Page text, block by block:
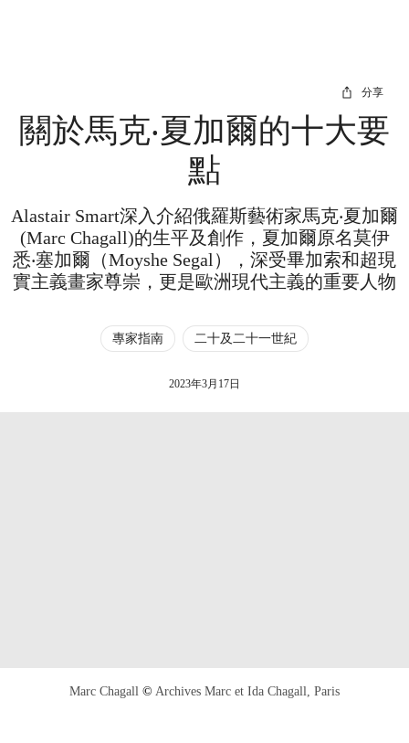
分享
關於馬克‧夏加爾的十大要
點
Alastair Smart深入介紹俄羅斯藝術家馬克‧夏加爾
(Marc Chagall)的生平及創作，夏加爾原名莫伊
悉‧塞加爾（Moyshe Segal），深受畢加索和超現
實主義畫家尊崇，更是歐洲現代主義的重要人物
專家指南 二十及二十一世紀
2023年3月17日
Marc Chagall © Archives Marc et Ida Chagall, Paris